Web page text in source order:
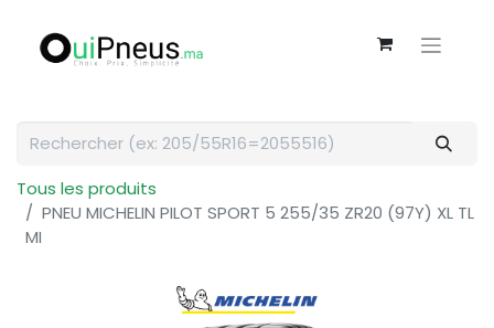
Tous les produits
PNEU MICHELIN PILOT SPORT 5 255/35 ZR20 (97Y) XL TL
MI